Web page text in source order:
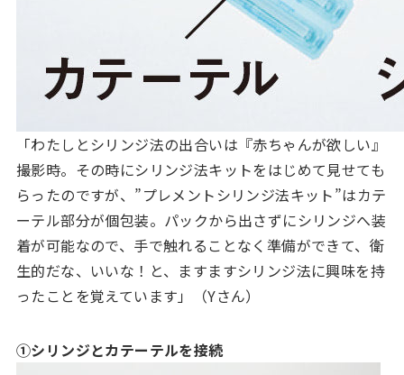
「わたしとシリンジ法の出合いは『赤ちゃんが欲しい』
撮影時。その時にシリンジ法キットをはじめて見せても
らったのですが、”プレメントシリンジ法キット”はカテ
ーテル部分が個包装。パックから出さずにシリンジへ装
着が可能なので、手で触れることなく準備ができて、衛
生的だな、いいな！と、ますますシリンジ法に興味を持
ったことを覚えています」（Yさん）
①シリンジとカテーテルを接続